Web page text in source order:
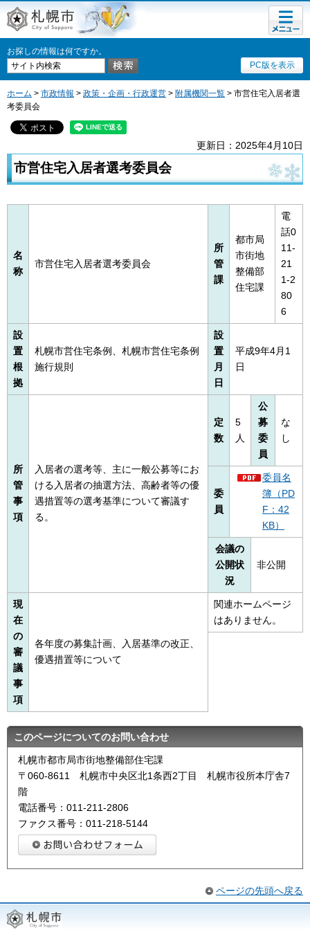
札幌市
お探しの情報は何ですか。
PC版を表示
メニュ
ー
ホーム > 市政情報 > 政策・企画・行政運営 > 附属機関一覧 > 市営住宅入居者選
考委員会
更新日：2025年4月10日
市営住宅入居者選考委員会
名
称
市営住宅入居者選考委員会
所
管
課
都市局
市街地
整備部
住宅課
電
話0
11-
21
1-2
80
6
設
置
根
拠
札幌市営住宅条例、札幌市営住宅条例
施行規則
設
置
月
日
平成9年4月1
日
所
管
事
項
入居者の選考等、主に一般公募等にお
ける入居者の抽選方法、高齢者等の優
遇措置等の選考基準について審議す
る。
定
数
5
人
公
募
委
員
な
し
委
員
委員名
簿（PD
F：42
KB）
会議の
公開状
況
非公開
現
在
の
審
議
事
項
各年度の募集計画、入居基準の改正、
優遇措置等について
関連ホームページ
はありません。
このページについてのお問い合わせ
札幌市都市局市街地整備部住宅課
〒060-8611 札幌市中央区北1条西2丁目 札幌市役所本庁舎7
階
電話番号：011-211-2806
ファクス番号：011-218-5144
ページの先頭へ戻る